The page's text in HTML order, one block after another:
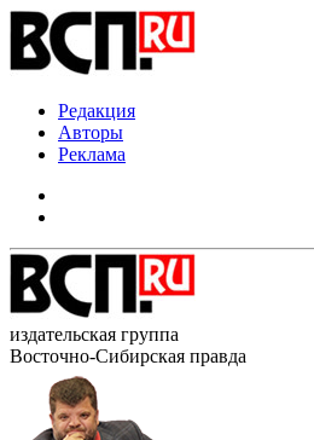
Редакция
Авторы
Реклама
издательская группа
Восточно-Сибирская правда